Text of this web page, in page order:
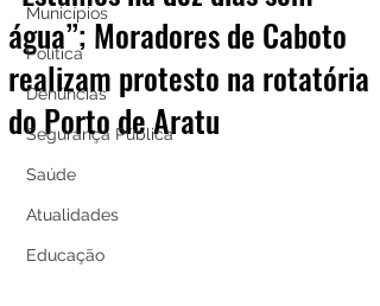
Municípios
Política
Denúncias
Segurança Pública
Saúde
Atualidades
Educação
água”; Moradores de Caboto
realizam protesto na rotatória
do Porto de Aratu